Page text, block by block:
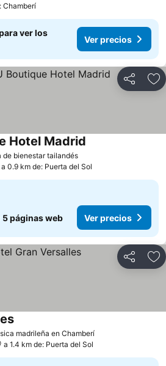
Chamberí
ver los
Ver precios
Compartir
de bienestar tailandés
Hotel Madrid
a 0.9 km de: Puerta del Sol
5 páginas web Ver precios
Compartir
madrileña en Chamberí
a 1.4 km de: Puerta del Sol